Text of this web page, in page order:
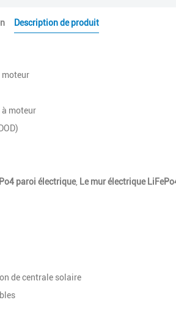
Description de produit
moteur
à moteur
paroi électrique, Le mur électrique
de centrale solaire